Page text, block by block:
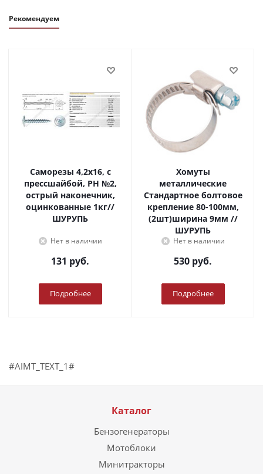
Рекомендуем
Саморезы 4,2х16, с
прессшайбой, PH №2,
острый наконечник,
оцинкованные 1кг//
ШУРУПЬ
Нет в наличии
131 руб.
Подробнее
Хомуты
металлические
Стандартное болтовое
крепление 80-100мм,
(2шт)ширина 9мм //
ШУРУПЬ
Нет в наличии
530 руб.
Подробнее
#AIMT_TEXT_1#
Каталог
Бензогенераторы
Мотоблоки
Минитракторы